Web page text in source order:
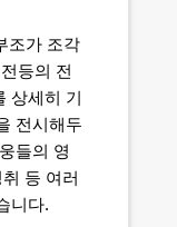
조가 조각
등의 전
상세히 기
전시해두
들의 영
등 여러
니다.